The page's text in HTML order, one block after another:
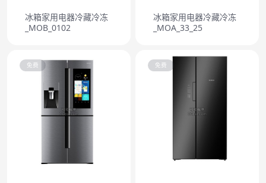
冰箱家用电器冷藏冷冻
_MOB_0102
冰箱家用电器冷藏冷冻
_MOA_33_25
免费 免费